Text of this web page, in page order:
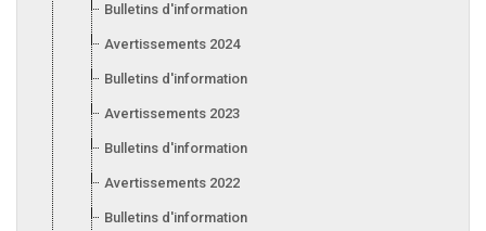
Bulletins d'information 2025
Avertissements 2024
Bulletins d'information 2024
Avertissements 2023
Bulletins d'information 2023
Avertissements 2022
Bulletins d'information 2022